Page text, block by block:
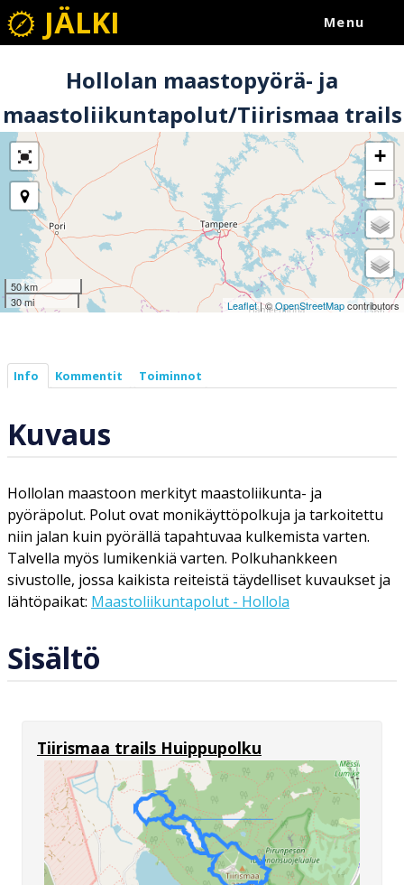
JÄLKI Menu
Hollolan maastopyörä- ja
maastoliikuntapolut/Tiirismaa trails
+
−
50 km
30 mi
Leaflet| ©OpenStreetMapcontributors
Info Kommentit Toiminnot
Kuvaus
Hollolan maastoon merkityt maastoliikunta- ja
pyöräpolut. Polut ovat monikäyttöpolkuja ja tarkoitettu
niin jalan kuin pyörällä tapahtuvaa kulkemista varten.
Talvella myös lumikenkiä varten. Polkuhankkeen
sivustolle, jossa kaikista reiteistä täydelliset kuvaukset ja
lähtöpaikat: Maastoliikuntapolut - Hollola
Sisältö
Tiirismaa trails Huippupolku